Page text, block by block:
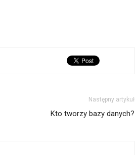
Następny artykuł
Kto tworzy bazy danych?